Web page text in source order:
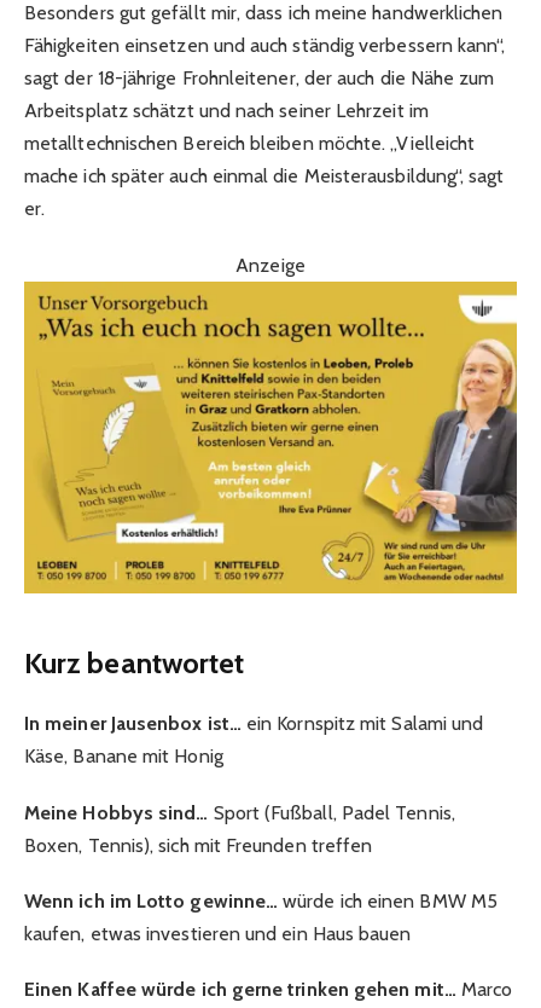
Besonders gut gefällt mir, dass ich meine handwerklichen
Fähigkeiten einsetzen und auch ständig verbessern kann“,
sagt der 18-jährige Frohnleitener, der auch die Nähe zum
Arbeitsplatz schätzt und nach seiner Lehrzeit im
metalltechnischen Bereich bleiben möchte. „Vielleicht
mache ich später auch einmal die Meisterausbildung“, sagt
er.
Anzeige
Kurz beantwortet
In meiner Jausenbox ist… ein Kornspitz mit Salami und
Käse, Banane mit Honig
Meine Hobbys sind… Sport (Fußball, Padel Tennis,
Boxen, Tennis), sich mit Freunden treffen
Wenn ich im Lotto gewinne… würde ich einen BMW M5
kaufen, etwas investieren und ein Haus bauen
Einen Kaffee würde ich gerne trinken gehen mit… Marco